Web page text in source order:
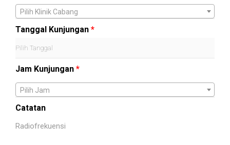
Pilih Klinik Cabang
Tanggal Kunjungan *
Jam Kunjungan *
Pilih Jam
Catatan